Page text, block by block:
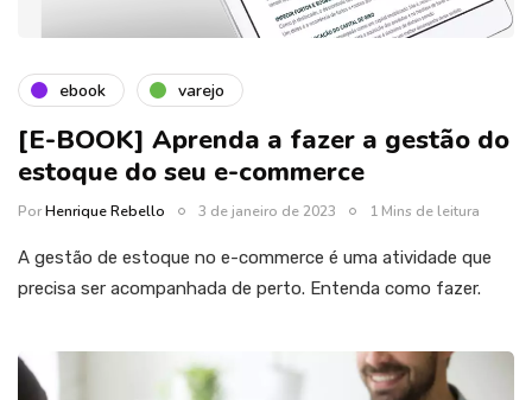
ebook varejo
[E-BOOK] Aprenda a fazer a gestão do
estoque do seu e-commerce
PorHenrique Rebello 3 de janeiro de 2023 1 Mins de leitura
A gestão de estoque no e-commerce é uma atividade que
precisa ser acompanhada de perto. Entenda como fazer.